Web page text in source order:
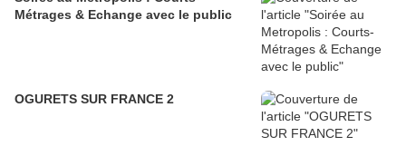
Métrages & Echange avec le public
OGURETS SUR FRANCE 2